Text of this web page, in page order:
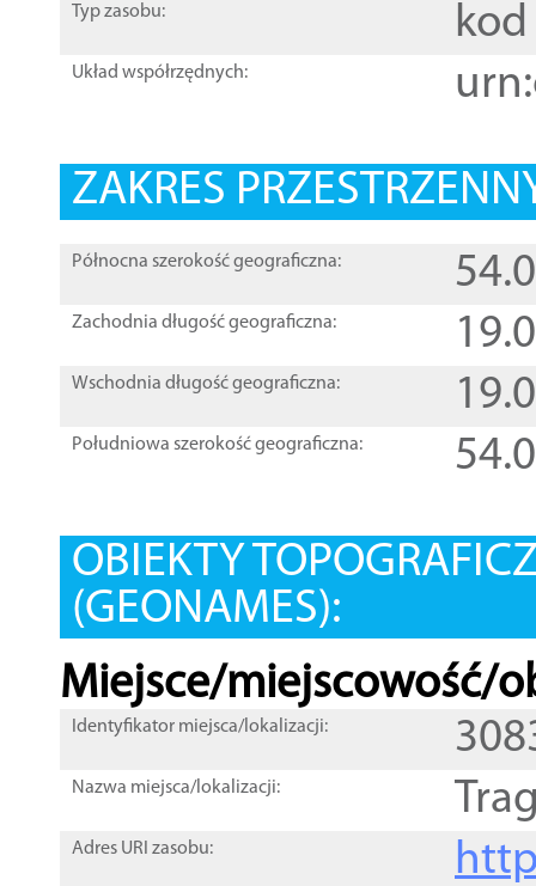
Typ zasobu: kod
Układ współrzędnych:
ZAKRES
Północna szerokość geograficzna:
Zachodnia długość geograficzna:
Wschodnia długość geograficzna:
Południowa szerokość geograficzna:
OBIEKTY
(GEONAMES):
Miejsce/miejscowość/
Identyfikator miejsca/lokalizacji:
Nazwa miejsca/lokalizacji:
Adres URI zasobu: